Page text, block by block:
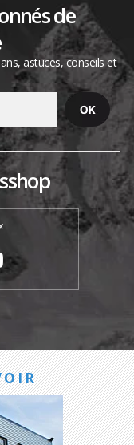
de
astuces, conseils et